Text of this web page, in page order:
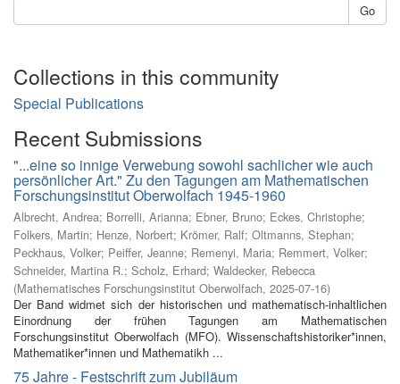
Go
Collections in this community
Special Publications
Recent Submissions
"...eine so innige Verwebung sowohl sachlicher wie auch
persönlicher Art." Zu den Tagungen am Mathematischen
Forschungsinstitut Oberwolfach 1945-1960
Albrecht, Andrea; Borrelli, Arianna; Ebner, Bruno; Eckes, Christophe;
Folkers, Martin; Henze, Norbert; Krömer, Ralf; Oltmanns, Stephan;
Peckhaus, Volker; Peiffer, Jeanne; Remenyi, Maria; Remmert, Volker;
Schneider, Martina R.; Scholz, Erhard; Waldecker, Rebecca
(Mathematisches Forschungsinstitut Oberwolfach, 2025-07-16)
Der Band widmet sich der historischen und mathematisch-inhaltlichen
Einordnung der frühen Tagungen am Mathematischen
Forschungsinstitut Oberwolfach (MFO). Wissenschaftshistoriker*innen,
Mathematiker*innen und Mathematikh ...
75 Jahre - Festschrift zum Jubiläum